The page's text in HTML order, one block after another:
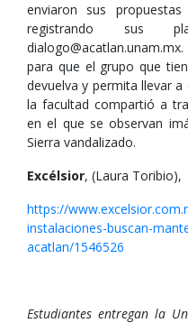
enviaron sus
registrando sus
para que el grupo que
devuelva y permita llevar
la facultad compartió a
en el que se observan
Sierra vandalizado.
Excélsior, (Laura Toribio),
https://
instalaciones-buscan-
acatlan/1546526
Estudiantes entregan la